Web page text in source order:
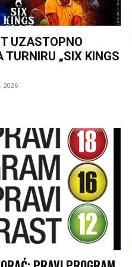
UZASTOPNO
TURNIRU „SIX KINGS
2026